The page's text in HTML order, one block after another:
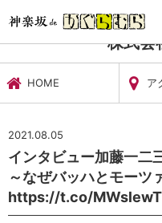
文化施設・ギャラリー
株式会
HOME ア
2021.08.05
インタビュー加藤一二
～なぜバッハとモーツ
https://t.co/